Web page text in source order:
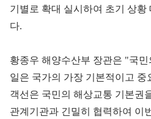
기별로 확대 실시하여 초기 상황
다.
황종우 해양수산부 장관은 "국
일은 국가의 가장 기본적이고
객선은 국민의 해상교통 기본권
관계기관과 긴밀히 협력하여 이